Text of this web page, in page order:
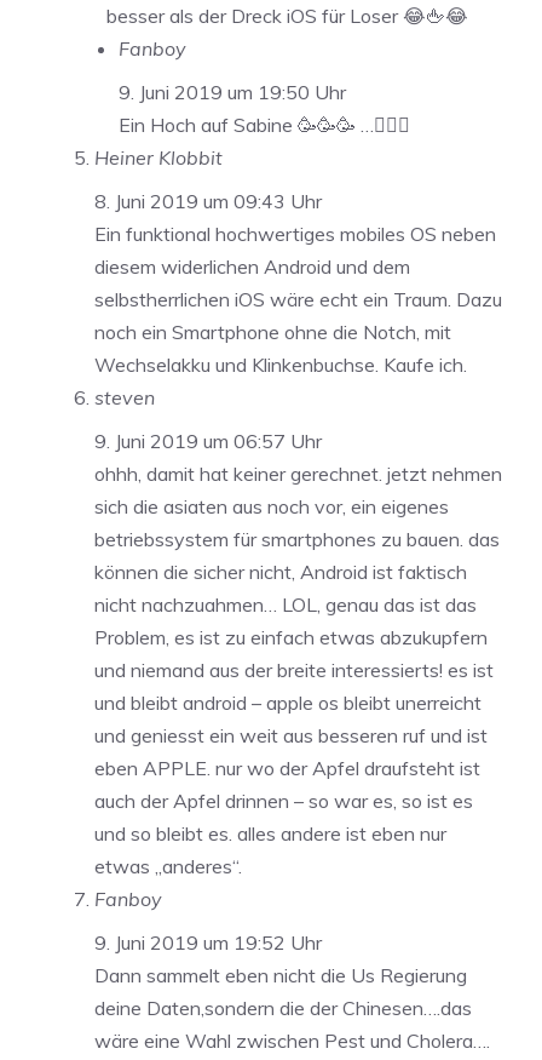
besser als der Dreck iOS für Loser 😂🖕😂
Fanboy
9. Juni 2019 um 19:50 Uhr
Ein Hoch auf Sabine 🥳🥳🥳 …🤦🏼‍♂️
Heiner Klobbit
8. Juni 2019 um 09:43 Uhr
Ein funktional hochwertiges mobiles OS neben
diesem widerlichen Android und dem
selbstherrlichen iOS wäre echt ein Traum. Dazu
noch ein Smartphone ohne die Notch, mit
Wechselakku und Klinkenbuchse. Kaufe ich.
steven
9. Juni 2019 um 06:57 Uhr
ohhh, damit hat keiner gerechnet. jetzt nehmen
sich die asiaten aus noch vor, ein eigenes
betriebssystem für smartphones zu bauen. das
können die sicher nicht, Android ist faktisch
nicht nachzuahmen… LOL, genau das ist das
Problem, es ist zu einfach etwas abzukupfern
und niemand aus der breite interessierts! es ist
und bleibt android – apple os bleibt unerreicht
und geniesst ein weit aus besseren ruf und ist
eben APPLE. nur wo der Apfel draufsteht ist
auch der Apfel drinnen – so war es, so ist es
und so bleibt es. alles andere ist eben nur
etwas „anderes“.
Fanboy
9. Juni 2019 um 19:52 Uhr
Dann sammelt eben nicht die Us Regierung
deine Daten,sondern die der Chinesen….das
wäre eine Wahl zwischen Pest und Cholera….